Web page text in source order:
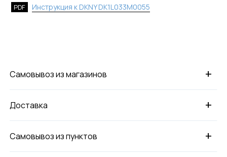
PDF Инструкция к DKNY DK1L033M0055
+
Самовывоз из магазинов
+
Доставка
+
Самовывоз из пунктов